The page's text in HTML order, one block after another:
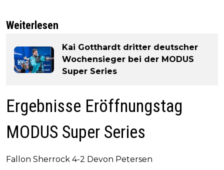
Weiterlesen
Kai Gotthardt dritter deutscher
Wochensieger bei der MODUS
Super Series
Ergebnisse Eröffnungstag
MODUS Super Series
Fallon Sherrock 4-2 Devon Petersen